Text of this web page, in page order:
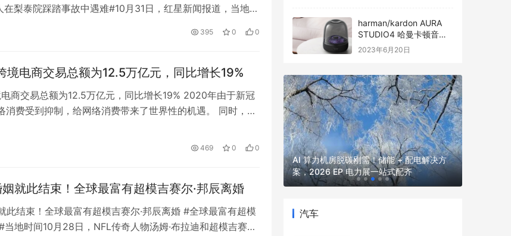
梨泰院踩踏事故中遇难#10月31日，红星新闻报道，当地时
。 截至目前，梨泰院踩踏事故死亡人数上升到154人，其中
395 0 0
境电商交易总额为12.5万亿元，同比增长19%
商交易总额为12.5万亿元，同比增长19% 2020年由于新冠
消费受到抑制，给网络消费带来了世界性的机遇。 同时，国
快构建跨境电子商务发展生态系统，进一步发挥跨境电子商
469 0 0
就此结束！全球最富有超模吉赛尔·邦辰离婚
此结束！全球最富有超模吉赛尔·邦辰离婚 #全球最富有超模
当地时间10月28日，NFL传奇人物汤姆·布拉迪和超模吉赛尔·
harman/kardon AURA
STUDIO4 哈曼卡顿音乐
琉璃四代全新发布
2023年6月20日
产业优选：小娃科技领
风光大基地并网消纳压力持续激增？2026
AI 算力机房脱碳刚需！储能 + 配电解决方
案，2026 EP 电力展一站式配齐
汽车